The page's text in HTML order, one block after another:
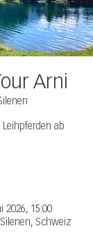
Arni
ab
2026, 15:00
Schweiz